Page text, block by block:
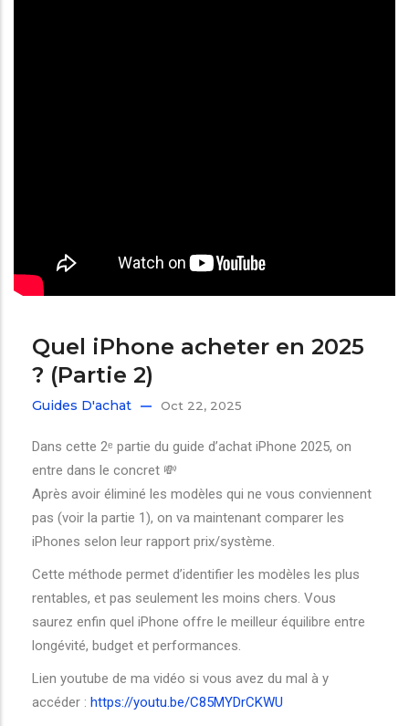
Quel iPhone acheter en 2025
? (Partie 2)
Guides D'achat Oct 22, 2025
Dans cette 2ᵉ partie du guide d’achat iPhone 2025, on
entre dans le concret 💸
Après avoir éliminé les modèles qui ne vous conviennent
pas (voir la partie 1), on va maintenant comparer les
iPhones selon leur rapport prix/système.
Cette méthode permet d’identifier les modèles les plus
rentables, et pas seulement les moins chers. Vous
saurez enfin quel iPhone offre le meilleur équilibre entre
longévité, budget et performances.
Lien youtube de ma vidéo si vous avez du mal à y
accéder : https://youtu.be/C85MYDrCKWU